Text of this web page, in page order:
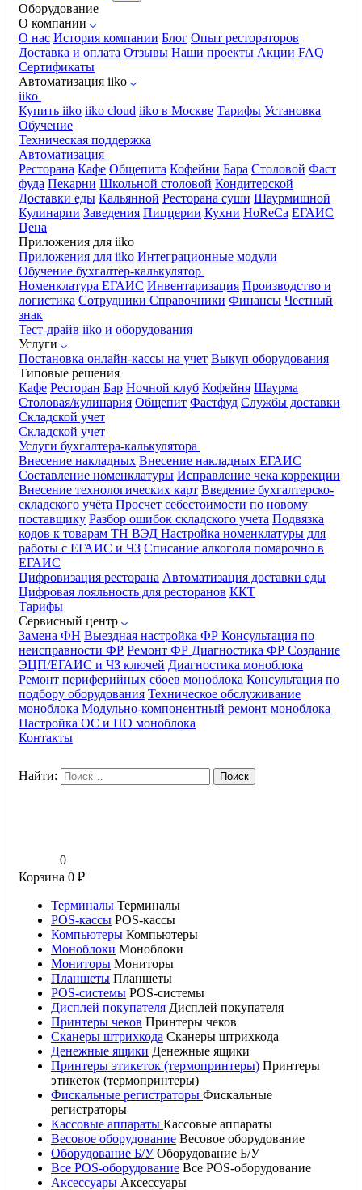
Оборудование
О компании
О нас История компании Блог Опыт рестораторов
Доставка и оплата Отзывы Наши проекты Акции FAQ
Сертификаты
Автоматизация iiko
iiko
Купить iiko iiko cloud iiko в Москве Тарифы Установка
Обучение
Техническая поддержка
Автоматизация
Ресторана Кафе Общепита Кофейни Бара Столовой Фаст
фуда Пекарни Школьной столовой Кондитерской
Доставки еды Кальянной Ресторана суши Шаурмишной
Кулинарии Заведения Пиццерии Кухни HoReCa ЕГАИС
Цена
Приложения для iiko
Приложения для iiko Интеграционные модули
Обучение бухгалтер-калькулятор
Номенклатура ЕГАИС Инвентаризация Производство и
логистика Сотрудники Справочники Финансы Честный
знак
Тест-драйв iiko и оборудования
Услуги
Постановка онлайн-кассы на учет Выкуп оборудования
Типовые решения
Кафе Ресторан Бар Ночной клуб Кофейня Шаурма
Столовая/кулинария Общепит Фастфуд Службы доставки
Складской учет
Складской учет
Услуги бухгалтера-калькулятора
Внесение накладных Внесение накладных ЕГАИС
Составление номенклатуры Исправление чека коррекции
Внесение технологических карт Введение бухгалтерско-
складского учёта Просчет себестоимости по новому
поставщику Разбор ошибок складского учета Подвязка
кодов к товарам ТН ВЭД Настройка номенклатуры для
работы с ЕГАИС и ЧЗ Списание алкоголя помарочно в
ЕГАИС
Цифровизация ресторана Автоматизация доставки еды
Цифровая лояльность для ресторанов ККТ
Тарифы
Сервисный центр
Замена ФН Выездная настройка ФР Консультация по
неисправности ФР Ремонт ФР Диагностика ФР Создание
ЭЦП/ЕГАИС и ЧЗ ключей Диагностика моноблока
Ремонт периферийных сбоев моноблока Консультация по
подбору оборудования Техническое обслуживание
моноблока Модульно-компонентный ремонт моноблока
Настройка ОС и ПО моноблока
Контакты
Найти:
0
Корзина 0 ₽
Терминалы Терминалы
POS-кассы POS-кассы
Компьютеры Компьютеры
Моноблоки Моноблоки
Мониторы Мониторы
Планшеты Планшеты
POS-системы POS-системы
Дисплей покупателя Дисплей покупателя
Принтеры чеков Принтеры чеков
Сканеры штрихкода Сканеры штрихкода
Денежные ящики Денежные ящики
Принтеры этикеток (термопринтеры) Принтеры
этикеток (термопринтеры)
Фискальные регистраторы Фискальные
регистраторы
Кассовые аппараты Кассовые аппараты
Весовое оборудование Весовое оборудование
Оборудование Б/У Оборудование Б/У
Все POS-оборудование Все POS-оборудование
Аксессуары Аксессуары